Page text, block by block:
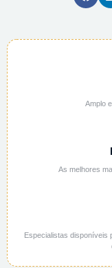
Amplo
As melhores
Especialistas disponíveis